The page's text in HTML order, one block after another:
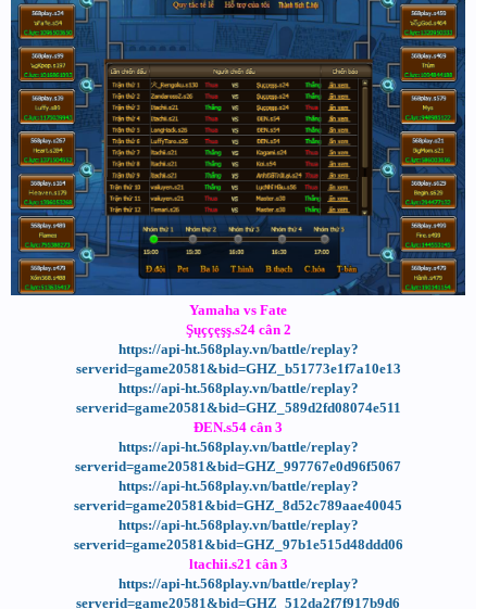
Yamaha vs Fate
Şųççęşş.s24 cân 2
https://api-ht.568play.vn/battle/replay?
serverid=game20581&bid=GHZ_b51773e1f7a10e13
https://api-ht.568play.vn/battle/replay?
serverid=game20581&bid=GHZ_589d2fd08074e511
ĐEN.s54 cân 3
https://api-ht.568play.vn/battle/replay?
serverid=game20581&bid=GHZ_997767e0d96f5067
https://api-ht.568play.vn/battle/replay?
serverid=game20581&bid=GHZ_8d52c789aae40045
https://api-ht.568play.vn/battle/replay?
serverid=game20581&bid=GHZ_97b1e515d48ddd06
ltachii.s21 cân 3
https://api-ht.568play.vn/battle/replay?
serverid=game20581&bid=GHZ_512da2f7f917b9d6